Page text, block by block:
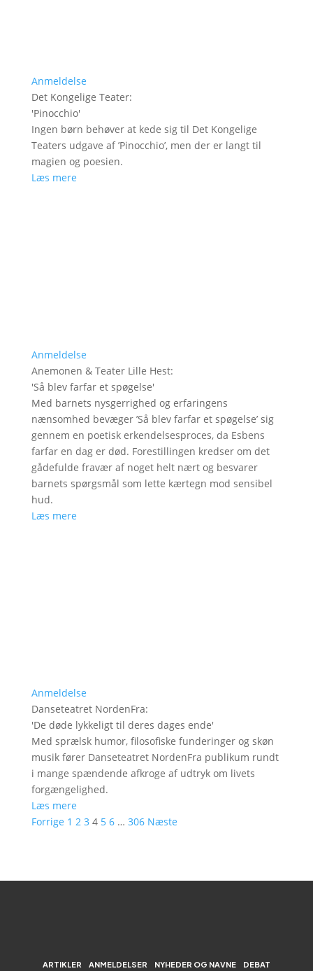
Anmeldelse
Det Kongelige Teater:
'Pinocchio'
Ingen børn behøver at kede sig til Det Kongelige
Teaters udgave af ’Pinocchio’, men der er langt til
magien og poesien.
Læs mere
Anmeldelse
Anemonen & Teater Lille Hest:
'Så blev farfar et spøgelse'
Med barnets nysgerrighed og erfaringens
nænsomhed bevæger ’Så blev farfar et spøgelse’ sig
gennem en poetisk erkendelsesproces, da Esbens
farfar en dag er død. Forestillingen kredser om det
gådefulde fravær af noget helt nært og besvarer
barnets spørgsmål som lette kærtegn mod sensibel
hud.
Læs mere
Anmeldelse
Danseteatret NordenFra:
'De døde lykkeligt til deres dages ende'
Med sprælsk humor, filosofiske funderinger og skøn
musik fører Danseteatret NordenFra publikum rundt
i mange spændende afkroge af udtryk om livets
forgængelighed.
Læs mere
Forrige 1 2 3 4 5 6 … 306 Næste
ARTIKLER ANMELDELSER NYHEDER OG NAVNE DEBAT